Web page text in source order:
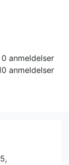
0 anmeldelser
anmeldelser